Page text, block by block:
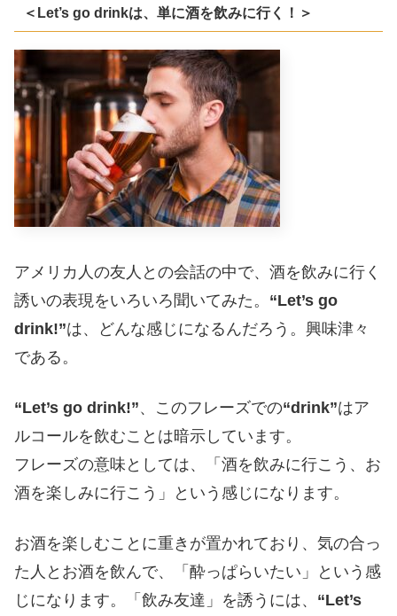
＜Let’s go drinkは、単に酒を飲みに行く！＞
アメリカ人の友人との会話の中で、酒を飲みに行く
誘いの表現をいろいろ聞いてみた。 “Let’s go
drink!”は、どんな感じになるんだろう。興味津々
である。
“Let’s go drink!”、このフレーズでの“drink”はア
ルコールを飲むことは暗示しています。
フレーズの意味としては、「酒を飲みに行こう、お
酒を楽しみに行こう」という感じになります。
お酒を楽しむことに重きが置かれており、気の合っ
た人とお酒を飲んで、「酔っぱらいたい」という感
じになります。「飲み友達」を誘うには、 “Let’s